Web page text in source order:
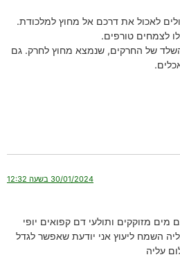
לאכול את דרכם אל מחוץ למלכודת.
לצמחים טורפים.
של החרקים, שנמצא מחוץ לחרק. גם
30/01/2024 בשעה 12:32
מים מזוקקים ותולעי דם קפואים יופי
השמח ליעוץ אני יודעת שאפשר לגדל
עליה